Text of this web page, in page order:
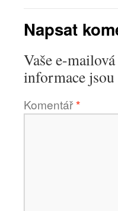
Napsat
Vaše e-
informace jsou
Komentář*